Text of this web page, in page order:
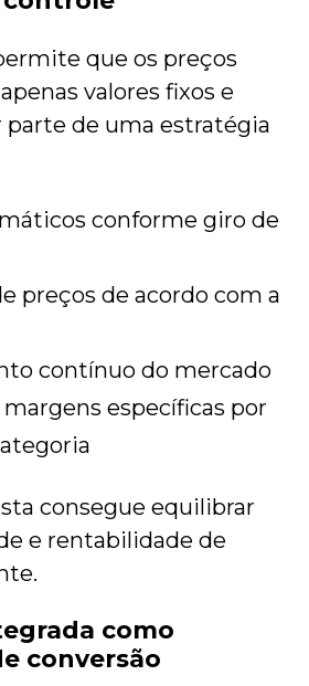
que os preços
valores fixos e
parte de uma estratégia
conforme giro de
preços de acordo com a
contínuo do mercado
específicas por
consegue equilibrar
e rentabilidade de
como
conversão